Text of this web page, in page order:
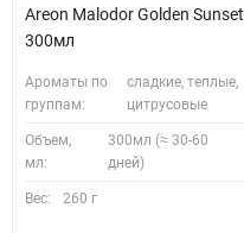
Areon Malodor Golden Sunset
300мл
Ароматы по
группам:
сладкие, теплые,
цитрусовые
Объем,
мл:
300мл (≈ 30-60
дней)
Вес: 260 г